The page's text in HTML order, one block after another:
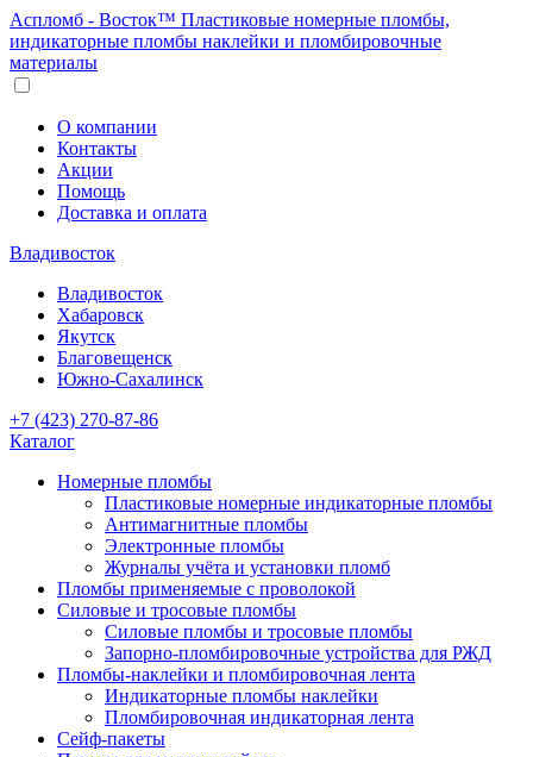
Аспломб - Восток™ Пластиковые номерные пломбы,
индикаторные пломбы наклейки и пломбировочные
материалы
О компании
Контакты
Акции
Помощь
Доставка и оплата
Владивосток
Владивосток
Хабаровск
Якутск
Благовещенск
Южно-Сахалинск
+7 (423) 270-87-86
Каталог
Номерные пломбы
Пластиковые номерные индикаторные пломбы
Антимагнитные пломбы
Электронные пломбы
Журналы учёта и установки пломб
Пломбы применяемые с проволокой
Силовые и тросовые пломбы
Силовые пломбы и тросовые пломбы
Запорно-пломбировочные устройства для РЖД
Пломбы-наклейки и пломбировочная лента
Индикаторные пломбы наклейки
Пломбировочная индикаторная лента
Сейф-пакеты